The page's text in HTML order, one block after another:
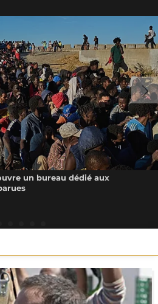
un bureau dédié aux